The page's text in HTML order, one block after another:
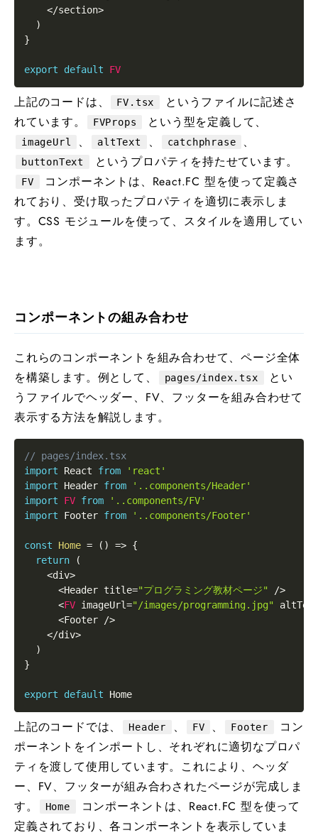
</section>
)
}
export default FV
上記のコードは、 FV.tsx
というファイルに記述さ
れています。
FVProps という型を定義して、
imageUrl 、 altText 、 catchphrase 、
buttonText というプロパティを持たせています。
FV
コンポーネントは、React.FC 型を使って定義さ
れており、受け取ったプロパティを適切に表示しま
す。CSS モジュールを使って、スタイルを適用してい
ます。
コンポーネントの組み合わせ
これらのコンポーネントを組み合わせて、ページ全体
を構築します。例として、
pages/index.tsx
とい
うファイルでヘッダー、FV、フッターを組み合わせて
表示する方法を解説します。
// pages/index.tsx
import React from
'react'
import Header from
'..components/Header'
import
FV from
'..components/FV'
import Footer from '..components/Footer'
const Home = ( ) => {
return
(
<div>
<Header title="プログラミング教材ページ" />
<FV imageUrl="/images/programming.jpg"
<Footer />
</div>
)
}
export default
上記のコードでは、 Header 、 FV 、 Footer
コン
ポーネントをインポートし、それぞれに適切なプロパ
ティを渡して使用しています。これにより、ヘッダ
ー、FV、フッターが組み合わされたページが完成しま
す。
Home
コンポーネントは、React.FC 型を使って
定義されており、各コンポーネントを表示していま